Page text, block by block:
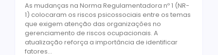
As mudanças na Norma Regulamentadora nº 1 (NR-
1) colocaram os riscos psicossociais entre os temas
que exigem atenção das organizações no
gerenciamento de riscos ocupacionais. A
atualização reforça a importância de identificar
fatores...